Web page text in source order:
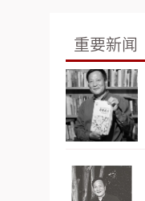
重要新闻